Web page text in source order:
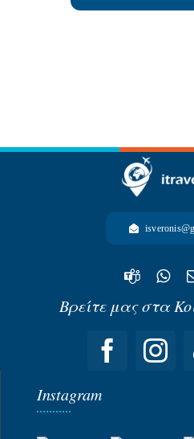
Βρείτε μας στα
Instagram